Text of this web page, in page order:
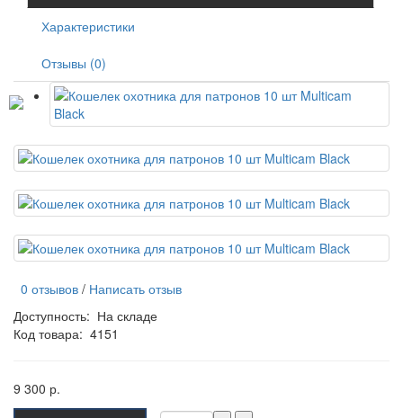
Характеристики
Отзывы (0)
0 отзывов / Написать отзыв
Доступность: На складе
Код товара: 4151
9 300 р.